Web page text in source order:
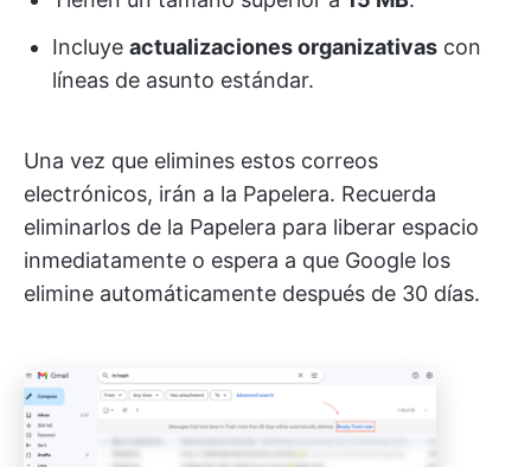
Incluye actualizaciones organizativas con
líneas de asunto estándar.
Una vez que elimines estos correos
electrónicos, irán a la Papelera. Recuerda
eliminarlos de la Papelera para liberar espacio
inmediatamente o espera a que Google los
elimine automáticamente después de 30 días.